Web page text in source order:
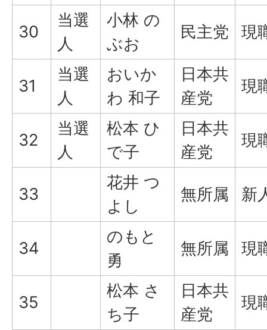
30
当選
人
小林 の
ぶお
民主党 現
31
当選
人
おいか
わ 和子
日本共
産党
現
32
当選
人
松本 ひ
で子
日本共
産党
現
33
花井 つ
よし
無所属 新
34
のもと
勇
無所属 現
35
松本 さ
ち子
日本共
産党
現